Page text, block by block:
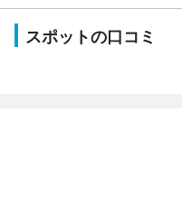
スポットの口コミ